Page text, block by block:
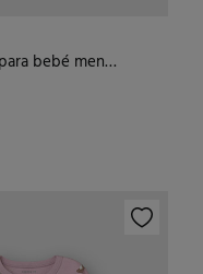
Pack de bodys de urso para bebé menina